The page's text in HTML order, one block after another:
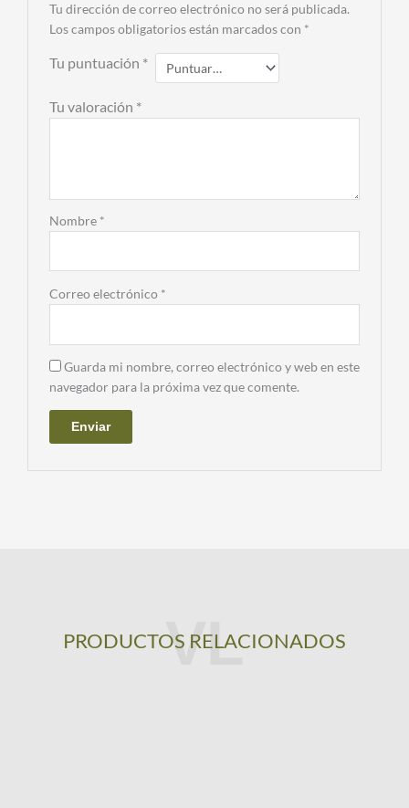
Tu dirección de correo electrónico no será publicada.
Los campos obligatorios están marcados con *
Tu puntuación *
Tu valoración *
Nombre *
Correo electrónico *
Guarda mi nombre, correo electrónico y web en este
navegador para la próxima vez que comente.
PRODUCTOS RELACIONADOS